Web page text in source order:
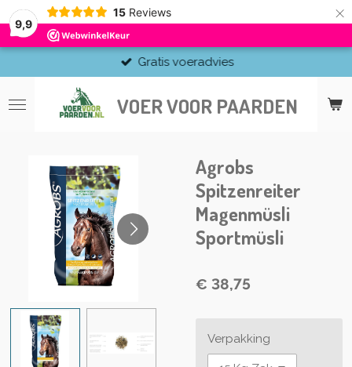
9,9
15 Reviews ×
VOER VOOR PAARDEN
Gratis voeradvies
Agrobs
Spitzenreiter
Magenmüsli
Sportmüsli
€ 38,75
Verpakking